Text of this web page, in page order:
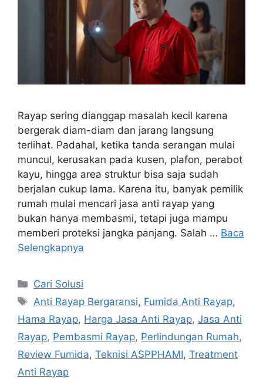
Rayap sering dianggap masalah kecil karena
bergerak diam-diam dan jarang langsung
terlihat. Padahal, ketika tanda serangan mulai
muncul, kerusakan pada kusen, plafon, perabot
kayu, hingga area struktur bisa saja sudah
berjalan cukup lama. Karena itu, banyak pemilik
rumah mulai mencari jasa anti rayap yang
bukan hanya membasmi, tetapi juga mampu
memberi proteksi jangka panjang. Salah … Baca
Selengkapnya
Kategori
Cari Solusi
Tag
Anti Rayap Bergaransi, Fumida Anti Rayap,
Hama Rayap, Harga Jasa Anti Rayap, Jasa Anti
Rayap, Pembasmi Rayap, Perlindungan Rumah,
Review Fumida, Teknisi ASPPHAMI, Treatment
Anti Rayap